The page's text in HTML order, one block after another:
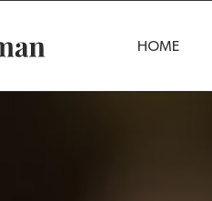
HOME